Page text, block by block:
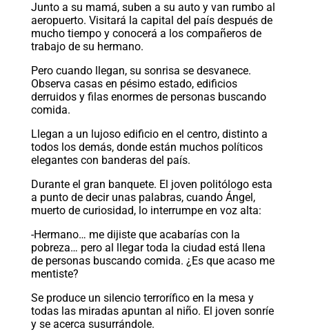
Junto a su mamá, suben a su auto y van rumbo al
aeropuerto. Visitará la capital del país después de
mucho tiempo y conocerá a los compañeros de
trabajo de su hermano.
Pero cuando llegan, su sonrisa se desvanece.
Observa casas en pésimo estado, edificios
derruidos y filas enormes de personas buscando
comida.
Llegan a un lujoso edificio en el centro, distinto a
todos los demás, donde están muchos políticos
elegantes con banderas del país.
Durante el gran banquete. El joven politólogo esta
a punto de decir unas palabras, cuando Ángel,
muerto de curiosidad, lo interrumpe en voz alta:
-Hermano… me dijiste que acabarías con la
pobreza… pero al llegar toda la ciudad está llena
de personas buscando comida. ¿Es que acaso me
mentiste?
Se produce un silencio terrorífico en la mesa y
todas las miradas apuntan al niño. El joven sonríe
y se acerca susurrándole.